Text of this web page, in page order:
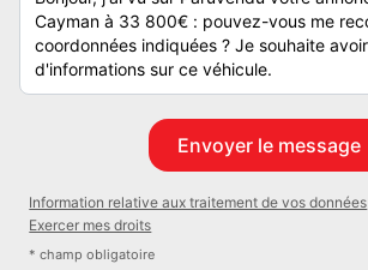
Information relative aux traitement de vos données
Exercer mes droits
* champ obligatoire